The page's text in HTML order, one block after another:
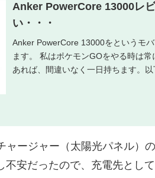
Anker PowerCore 13000レ
い・・・
Anker PowerCore 13000をというモ
ます。 私はポケモンGOをやる時は
あれば、間違いなく一日持ちます。
ャージャー（太陽光パネル）
不安だったので、充電先とし